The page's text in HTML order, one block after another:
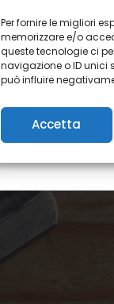
Per fornire le migliori
memorizzare e/o
queste tecnologie ci
navigazione o ID unici
può influire
Accetta